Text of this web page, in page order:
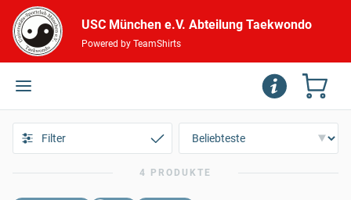
USC München e.V. Abteilung Taekwondo
Powered by TeamShirts
Filter
4 PRODUKTE